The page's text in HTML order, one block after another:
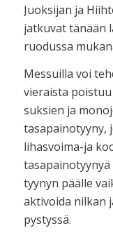
Juoksijan ja
jatkuvat tänään
ruodussa
Messuilla voi
vieraista
suksien ja
tasapainotyyny,
lihasvoima-ja
tyynyn päälle
aktivoida nilkan
pystyssä.